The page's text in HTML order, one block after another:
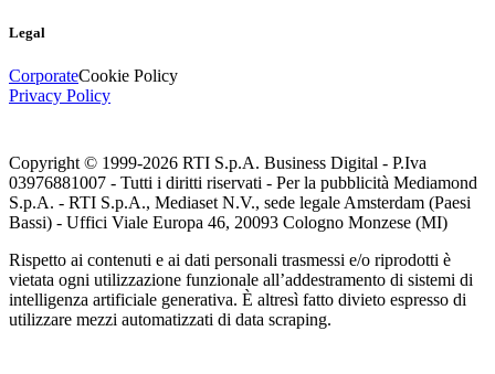
Legal
CorporateCookie Policy
Privacy Policy
Copyright © 1999-2026 RTI S.p.A. Business Digital - P.Iva
03976881007 - Tutti i diritti riservati - Per la pubblicità Mediamond
S.p.A. - RTI S.p.A., Mediaset N.V., sede legale Amsterdam (Paesi
Bassi) - Uffici Viale Europa 46, 20093 Cologno Monzese (MI)
Rispetto ai contenuti e ai dati personali trasmessi e/o riprodotti è
vietata ogni utilizzazione funzionale all’addestramento di sistemi di
intelligenza artificiale generativa. È altresì fatto divieto espresso di
utilizzare mezzi automatizzati di data scraping.